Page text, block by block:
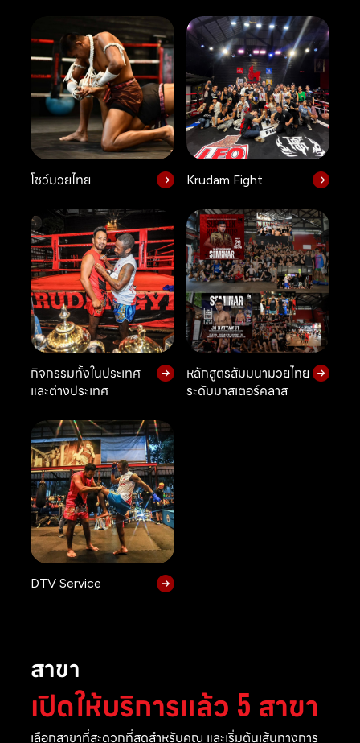
โชว์มวยไทย Krudam Fight
กิจกรรมทั้งในประเทศ
และต่างประเทศ
หลักสูตรสัมมนามวยไทย
ระดับมาสเตอร์คลาส
DTV Service
สาขา
เปิดให้บริการแล้ว 5 สาขา
เลือกสาขาที่สะดวกที่สุดสำหรับคุณ และเริ่มต้นเส้นทางการ